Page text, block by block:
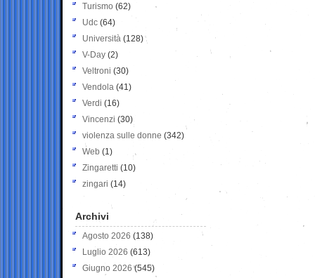
Turismo (62)
Udc (64)
Università (128)
V-Day (2)
Veltroni (30)
Vendola (41)
Verdi (16)
Vincenzi (30)
violenza sulle donne (342)
Web (1)
Zingaretti (10)
zingari (14)
Archivi
Agosto 2026 (138)
Luglio 2026 (613)
Giugno 2026 (545)